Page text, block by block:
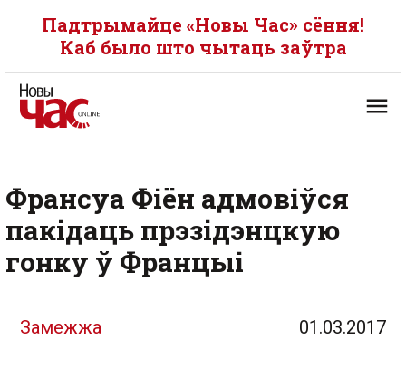
Падтрымайце «Новы Час» сёння!
Каб было што чытаць заўтра
Франсуа Фіён адмовіўся
пакідаць прэзідэнцкую
гонку ў Францыі
Замежжа 01.03.2017